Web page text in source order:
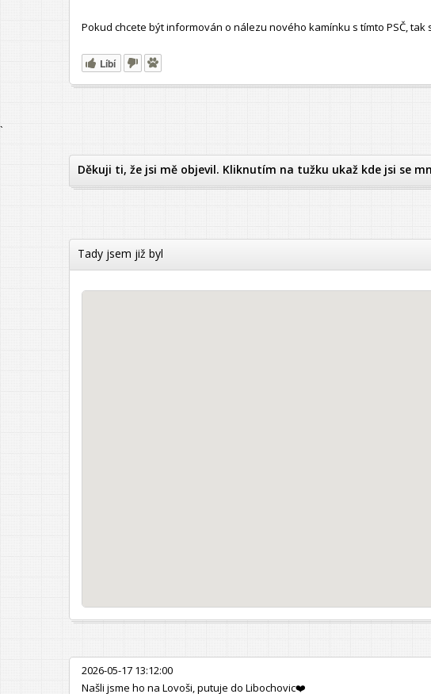
Pokud chcete být informován o nálezu nového kamínku s tímto PSČ,
Líbí
`
Děkuji ti, že jsi mě objevil. Kliknutím na tužku ukaž kde jsi se
Tady jsem již byl
2026-05-17 13:12:00
Našli jsme ho na Lovoši, putuje do Libochovic❤️